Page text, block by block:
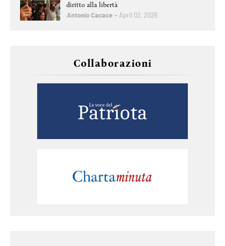
diritto alla libertà
Antonio Cacace April 02, 2026
Collaborazioni